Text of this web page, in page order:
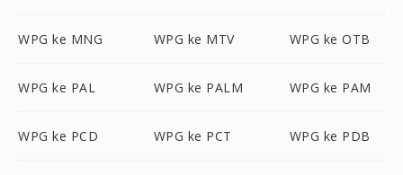
WPG ke MNG WPG ke MTV WPG ke OTB
WPG ke PAL WPG ke PALM WPG ke PAM
WPG ke PCD WPG ke PCT WPG ke PDB